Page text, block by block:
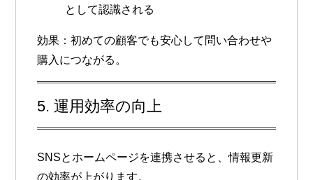
として認識される
効果 ：初めての顧客でも安心して問い合わせや
購入につながる。
5. 運用効率の向上
SNSとホームページを連携させると、情報更新
の効率が上がります。